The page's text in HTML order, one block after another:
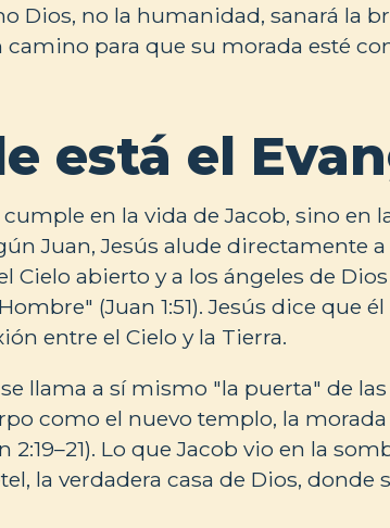
Dios, no la humanidad, sanará la
camino para que su morada esté
está el
en la vida de Jacob, sino en
Juan, Jesús alude directamente a
Cielo abierto y a los ángeles de
(Juan 1:51). Jesús dice que
entre el Cielo y la Tierra.
llama a sí mismo "la puerta" de las
como el nuevo templo, la morada
Lo que Jacob vio en la
la verdadera casa de Dios, donde